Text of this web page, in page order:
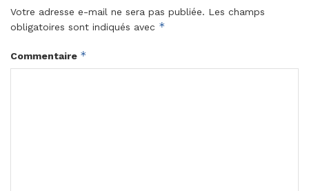
Votre adresse e-mail ne sera pas publiée. Les champs
obligatoires sont indiqués avec *
Commentaire *